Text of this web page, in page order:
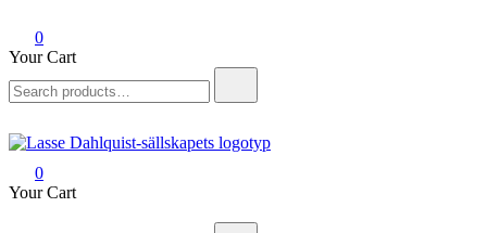
0
Your Cart
for:
Lasse Dahlquist-sällskapet
Allt om Lasse Dahlquist – kompositör, musiker, artist, kåsör och
skådespelare
0
Your Cart